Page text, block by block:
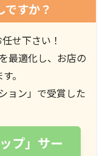
ですか？
せ下さい！
最適化し、お店の
。
ョン」で受賞した
プ」サー